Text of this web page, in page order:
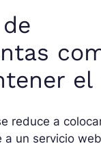
reduce a
un servicio